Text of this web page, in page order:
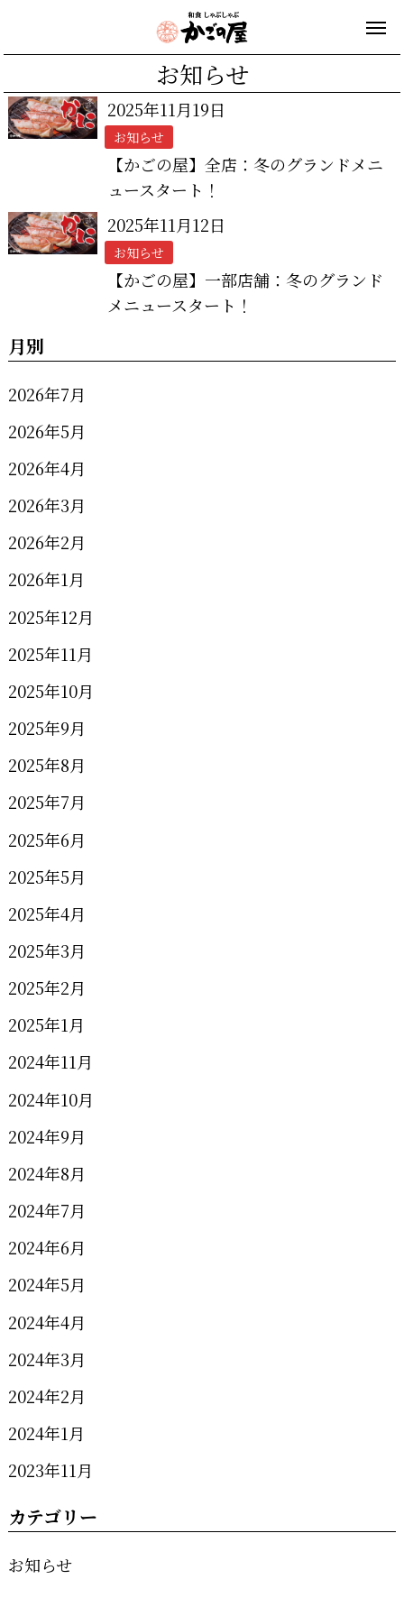
お知らせ
2025年11月19日
お知らせ
【かごの屋】全店：冬のグランドメニ
ュースタート！
2025年11月12日
お知らせ
【かごの屋】一部店舗：冬のグランド
メニュースタート！
月別
2026年7月
2026年5月
2026年4月
2026年3月
2026年2月
2026年1月
2025年12月
2025年11月
2025年10月
2025年9月
2025年8月
2025年7月
2025年6月
2025年5月
2025年4月
2025年3月
2025年2月
2025年1月
2024年11月
2024年10月
2024年9月
2024年8月
2024年7月
2024年6月
2024年5月
2024年4月
2024年3月
2024年2月
2024年1月
2023年11月
カテゴリー
お知らせ